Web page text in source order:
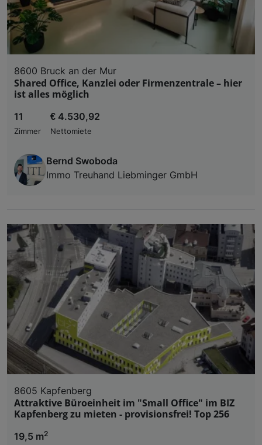
8600 Bruck an der Mur
Shared Office, Kanzlei oder Firmenzentrale – hier
ist alles möglich
11
Zimmer
€ 4.530,92
Nettomiete
Bernd Swoboda
Immo Treuhand Liebminger GmbH
8605 Kapfenberg
Attraktive Büroeinheit im "Small Office" im BIZ
Kapfenberg zu mieten - provisionsfrei! Top 256
19,5 m2